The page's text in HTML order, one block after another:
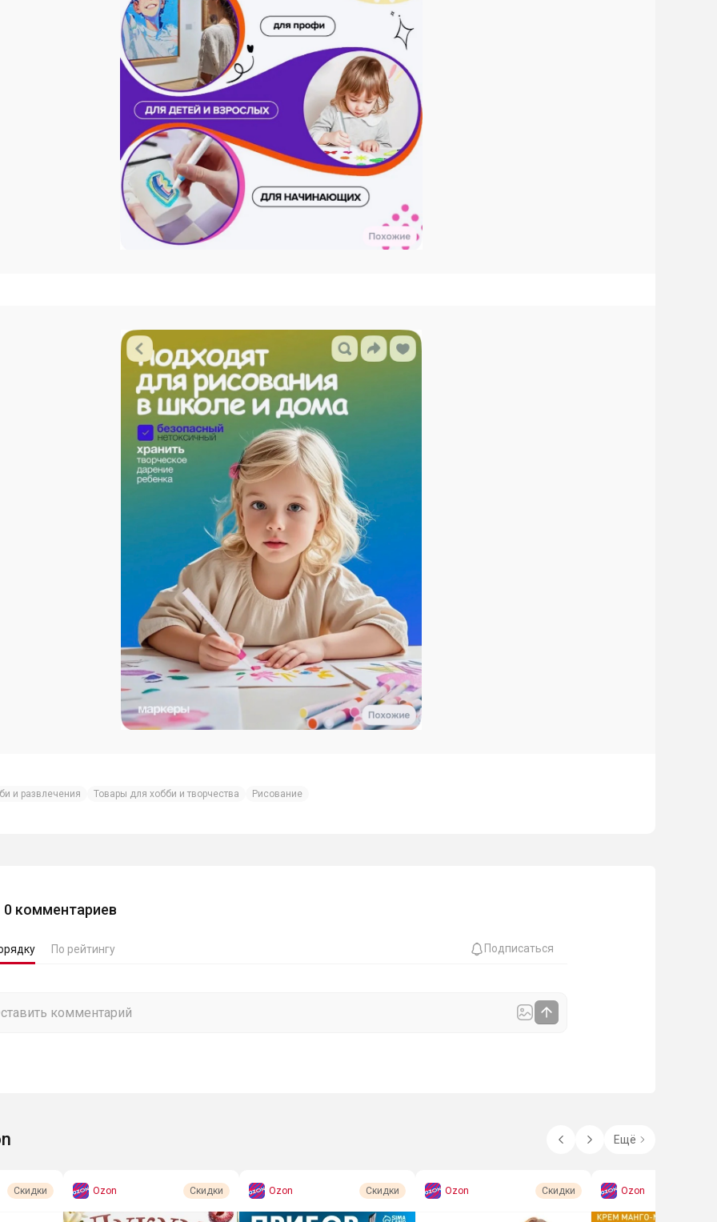
и развлечения Товары для хобби и творчества Рисование
0 комментариев
По рейтингу Подписаться
Ещё
Скидки Ozon Скидки Ozon Скидки Ozon Скидки Ozon